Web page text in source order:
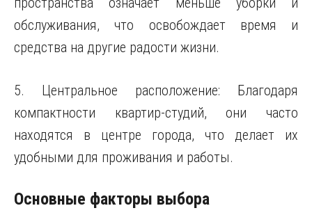
обслуживания, что освобождает время и
средства на другие радости жизни.
5. Центральное расположение: Благодаря
компактности квартир-студий, они часто
находятся в центре города, что делает их
удобными для проживания и работы.
Основные факторы выбора